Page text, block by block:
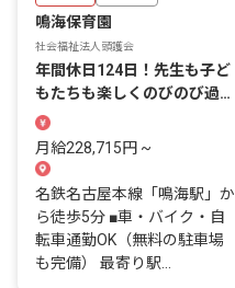
鳴海保育園
社会福祉法人頭護会
年間休日124日！先生も子ど
もたちも楽しくのびのび過ご
せる駅近な保育園
月給228,715円 ~
名鉄名古屋本線「鳴海駅」か
ら徒歩5分 ■車・バイク・自
転車通勤OK（無料の駐車場
も完備） 最寄り駅...